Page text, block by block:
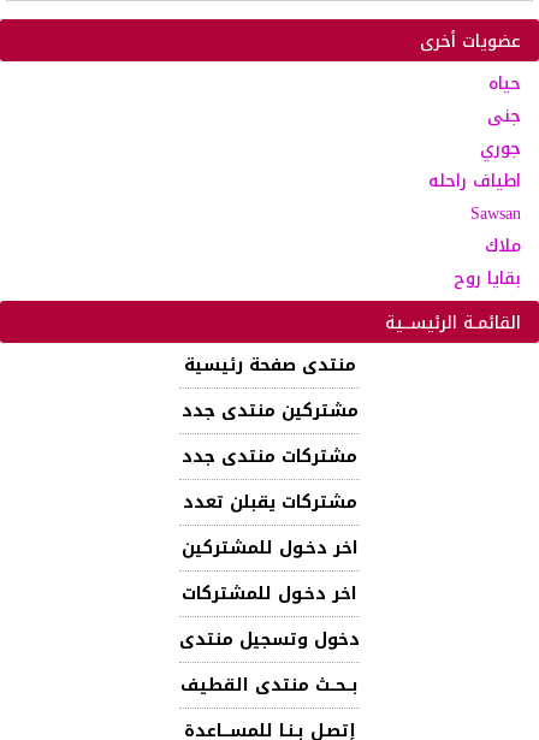
عضويات أخرى
حياه
جنى
جوري
اطياف راحله
Sawsan
ملاك
بقايا روح
القائمـة الرئيســية
منتدى صفحة رئيسية
مشتركين منتدى جدد
مشتركات منتدى جدد
مشتركات يقبلن تعدد
اخر دخـول للمشتركين
اخر دخـول للمشتركات
دخول وتسجيل منتدى
بــحــث منتدى القطيف
إتصـل بـنـا للمســـاعدة